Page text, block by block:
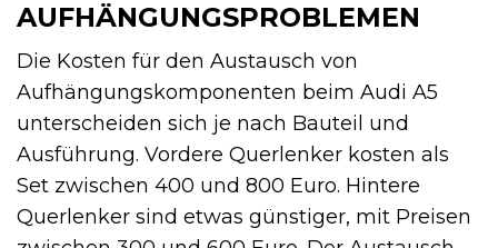
AUFHÄNGUNGSPROBLEMEN
Die Kosten für den Austausch von
Aufhängungskomponenten beim Audi A5
unterscheiden sich je nach Bauteil und
Ausführung. Vordere Querlenker kosten als
Set zwischen 400 und 800 Euro. Hintere
Querlenker sind etwas günstiger, mit Preisen